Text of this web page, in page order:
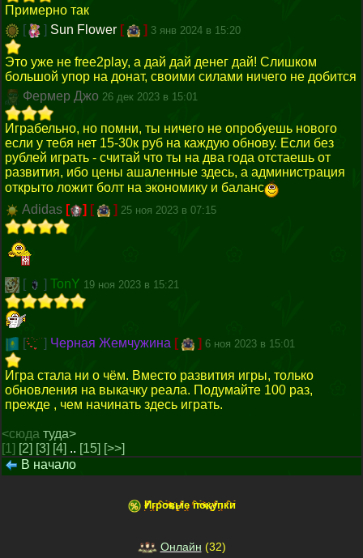
Примерно так
[
] Sun Flower [ ] 3 янв 2024 в 15:20
Это уже не free2play, а дай дай денег дай! Слишком
большой упор на донат, своими силами ничего не добится
Фермер Джо 26 дек 2023 в 15:01
Играбельно, но помни, ты ничего не опробуешь нового
если у тебя нет 15-30к руб на каждую обнову. Если без
рублей играть - считай что ты на два года отстаешь от
развития, ибо цены ашаленные здесь, а администрация
открыто ложит болт на экономику и баланс
Adidas [ ] [ ] 25 ноя 2023 в 07:15
[ ] TonY 19 ноя 2023 в 15:21
[ ] Черная Жемчужина [ ] 6 ноя 2023 в 15:01
Игра стала ни о чём. Вместо развития игры, только
обновления на выкачку реала. Подумайте 100 раз,
прежде , чем начинать здесь играть.
<сюда туда>
[1] [2] [3] [4] .. [15] [>>]
В начало
Игровые покупки
Онлайн (32)